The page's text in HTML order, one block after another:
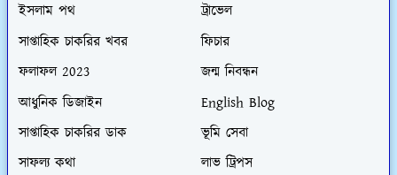
ইসলাম পথ
ট্রাভেল
সাপ্তাহিক চাকরির খবর
ফিচার
ফলাফল 2023
জন্ম নিবন্ধন
আধুনিক ডিজাইন
English Blog
সাপ্তাহিক চাকরির ডাক
ভূমি সেবা
সাফল্য কথা
লাভ ট্রিপস